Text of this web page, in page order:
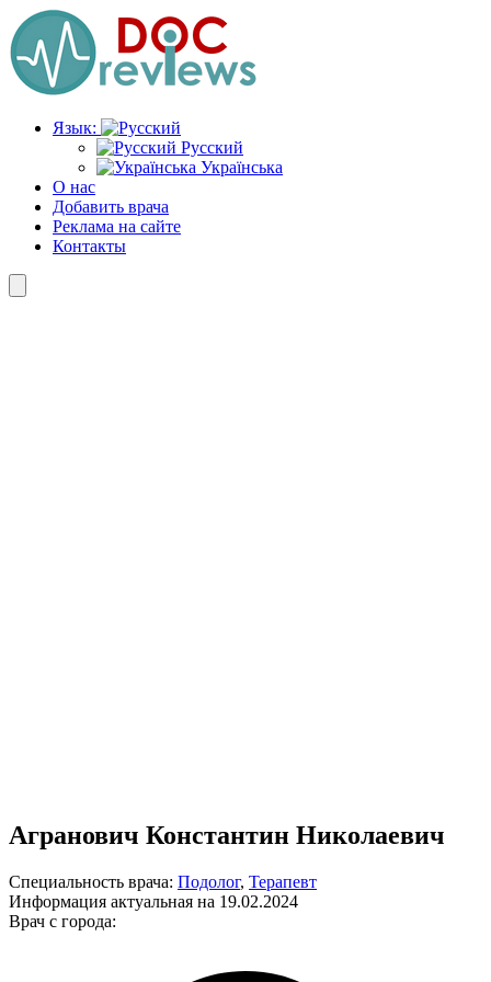
Перейти
к
содержимому
Язык:
Русский
Українська
О нас
Добавить врача
Реклама на сайте
Контакты
Агранович Константин Николаевич
Специальность врача: Подолог, Терапевт
Информация актуальная на 19.02.2024
Врач с города: